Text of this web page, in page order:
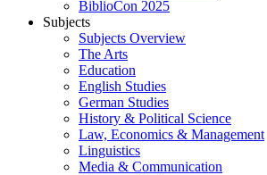
BiblioCon 2025
Subjects
Subjects Overview
The Arts
Education
English Studies
German Studies
History & Political Science
Law, Economics & Management
Linguistics
Media & Communication